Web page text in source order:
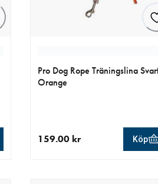
Pro Dog Rope Träningslina
Orange
159.00 kr Köp